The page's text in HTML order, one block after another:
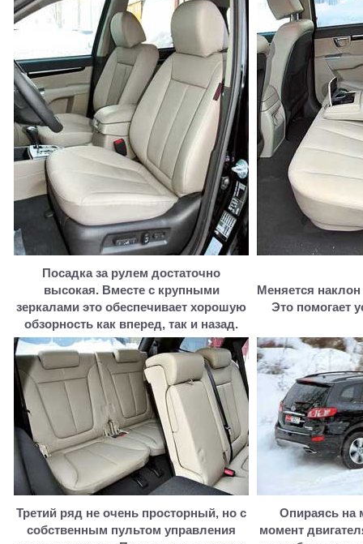
Посадка за рулем достаточно
высокая. Вместе с крупными
зеркалами это обеспечивает хорошую
обзорность как вперед, так и назад.
Меняется
Это помогает
Третий ряд не очень просторный, но с
собственным пультом управления
Опираясь на
момент